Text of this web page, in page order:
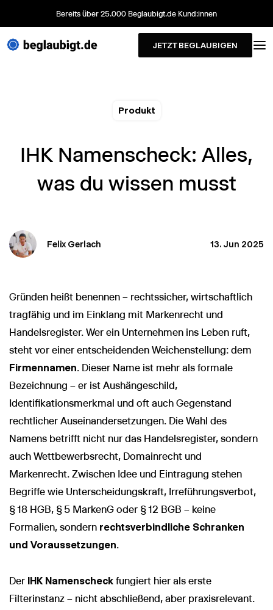
Bereits über 25.000 Beglaubigt.de Kund:innen
JETZT BEGLAUBIGEN
Produkt
IHK Namenscheck: Alles,
was du wissen musst
Felix Gerlach 13. Jun 2025
Gründen heißt benennen – rechtssicher, wirtschaftlich
tragfähig und im Einklang mit Markenrecht und
Handelsregister. Wer ein Unternehmen ins Leben ruft,
steht vor einer entscheidenden Weichenstellung: dem
Firmennamen. Dieser Name ist mehr als formale
Bezeichnung – er ist Aushängeschild,
Identifikationsmerkmal und oft auch Gegenstand
rechtlicher Auseinandersetzungen. Die Wahl des
Namens betrifft nicht nur das Handelsregister, sondern
auch Wettbewerbsrecht, Domainrecht und
Markenrecht. Zwischen Idee und Eintragung stehen
Begriffe wie Unterscheidungskraft, Irreführungsverbot,
§ 18 HGB, § 5 MarkenG oder § 12 BGB – keine
Formalien, sondern rechtsverbindliche Schranken
und Voraussetzungen.
Der IHK Namenscheck fungiert hier als erste
Filterinstanz – nicht abschließend, aber praxisrelevant.